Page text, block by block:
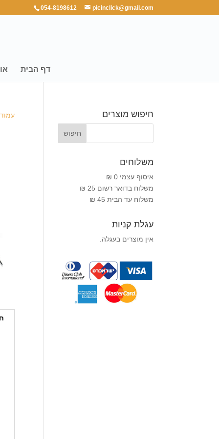
054-8198612 picinclick@gmail.com
דף הבית
חיפוש מוצרים
משלוחים
איסוף עצמי 0 ₪
משלוח בדואר רשום 25 ₪
משלוח עד הבית 45 ₪
עגלת קניות
אין מוצרים בעגלה.